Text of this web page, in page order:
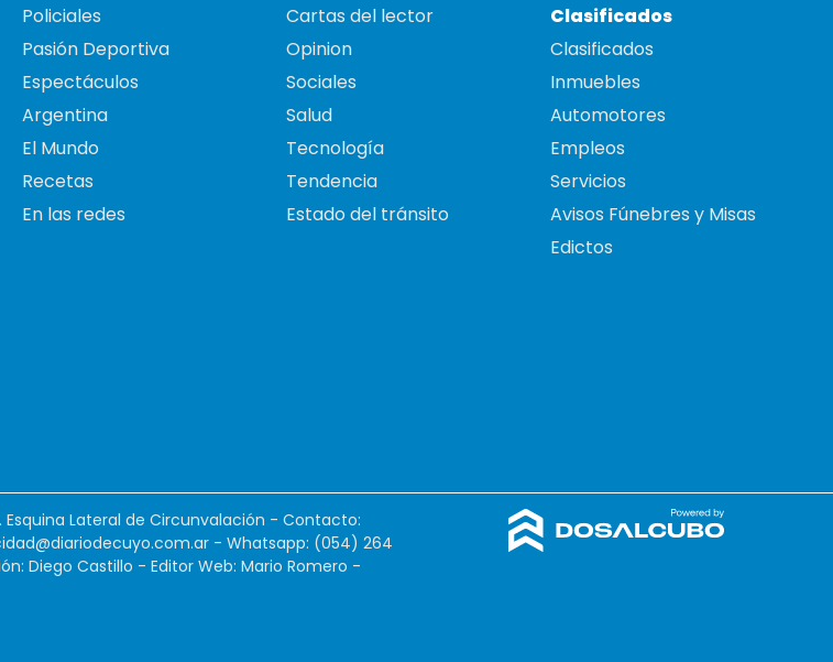
Policiales
Pasión Deportiva
Espectáculos
Argentina
El Mundo
Recetas
En las redes
Cartas del lector
Opinion
Sociales
Salud
Tecnología
Tendencia
Estado del tránsito
Clasificados
Clasificados
Inmuebles
Automotores
Empleos
Servicios
Avisos Fúnebres y Misas
Edictos
Esquina Lateral de Circunvalación - Contacto:
- Whatsapp: (054) 264
Diego Castillo - Editor Web: Mario Romero -